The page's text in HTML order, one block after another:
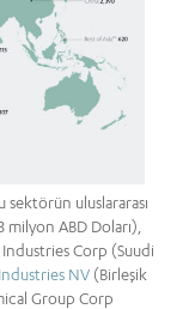
sektörün uluslararası
milyon ABD Doları),
Industries Corp (Suudi
NV (Birleşik
Group Corp